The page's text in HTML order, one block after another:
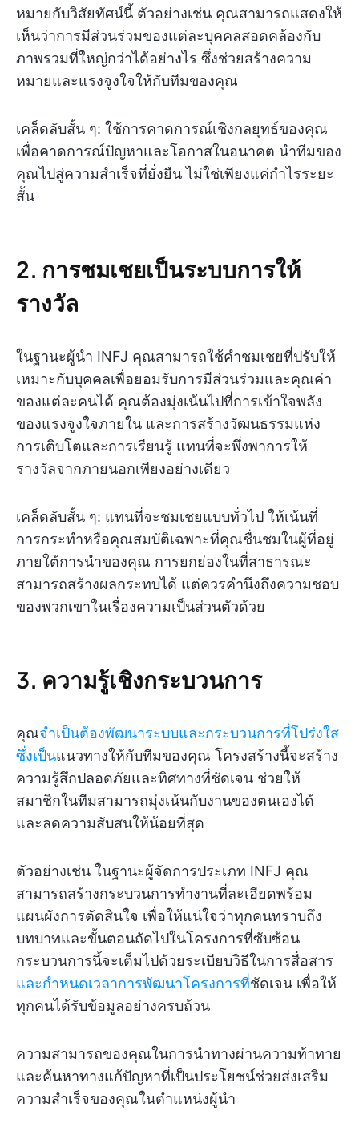
หมายกับวิสัยทัศน์นี้ ตัวอย่างเช่น คุณสามารถแสดงให้
เห็นว่าการมีส่วนร่วมของแต่ละบุคคลสอดคล้องกับ
ภาพรวมที่ใหญ่กว่าได้อย่างไร ซึ่งช่วยสร้างความ
หมายและแรงจูงใจให้กับทีมของคุณ
เคล็ดลับสั้น ๆ: ใช้การคาดการณ์เชิงกลยุทธ์ของคุณ
เพื่อคาดการณ์ปัญหาและโอกาสในอนาคต นำทีมของ
คุณไปสู่ความสำเร็จที่ยั่งยืน ไม่ใช่เพียงแค่กำไรระยะ
สั้น
2. การชมเชยเป็นระบบการให้
รางวัล
ในฐานะผู้นำ INFJ คุณสามารถใช้คำชมเชยที่ปรับให้
เหมาะกับบุคคลเพื่อยอมรับการมีส่วนร่วมและคุณค่า
ของแต่ละคนได้ คุณต้องมุ่งเน้นไปที่การเข้าใจพลัง
ของแรงจูงใจภายใน และการสร้างวัฒนธรรมแห่ง
การเติบโตและการเรียนรู้ แทนที่จะพึ่งพาการให้
รางวัลจากภายนอกเพียงอย่างเดียว
เคล็ดลับสั้น ๆ: แทนที่จะชมเชยแบบทั่วไป ให้เน้นที่
การกระทำหรือคุณสมบัติเฉพาะที่คุณชื่นชมในผู้ที่อยู่
ภายใต้การนำของคุณ การยกย่องในที่สาธารณะ
สามารถสร้างผลกระทบได้ แต่ควรคำนึงถึงความชอบ
ของพวกเขาในเรื่องความเป็นส่วนตัวด้วย
3. ความรู้เชิงกระบวนการ
คุณจำเป็นต้องพัฒนาระบบและกระบวนการที่โปร่งใส
ซึ่งเป็นแนวทางให้กับทีมของคุณ โครงสร้างนี้จะสร้าง
ความรู้สึกปลอดภัยและทิศทางที่ชัดเจน ช่วยให้
สมาชิกในทีมสามารถมุ่งเน้นกับงานของตนเองได้
และลดความสับสนให้น้อยที่สุด
ตัวอย่างเช่น ในฐานะผู้จัดการประเภท INFJ คุณ
สามารถสร้างกระบวนการทำงานที่ละเอียดพร้อม
แผนผังการตัดสินใจ เพื่อให้แน่ใจว่าทุกคนทราบถึง
บทบาทและขั้นตอนถัดไปในโครงการที่ซับซ้อน
กระบวนการนี้จะเต็มไปด้วยระเบียบวิธีในการสื่อสาร
และกำหนดเวลาการพัฒนาโครงการที่ชัดเจน เพื่อให้
ทุกคนได้รับข้อมูลอย่างครบถ้วน
ความสามารถของคุณในการนำทางผ่านความท้าทาย
และค้นหาทางแก้ปัญหาที่เป็นประโยชน์ช่วยส่งเสริม
ความสำเร็จของคุณในตำแหน่งผู้นำ